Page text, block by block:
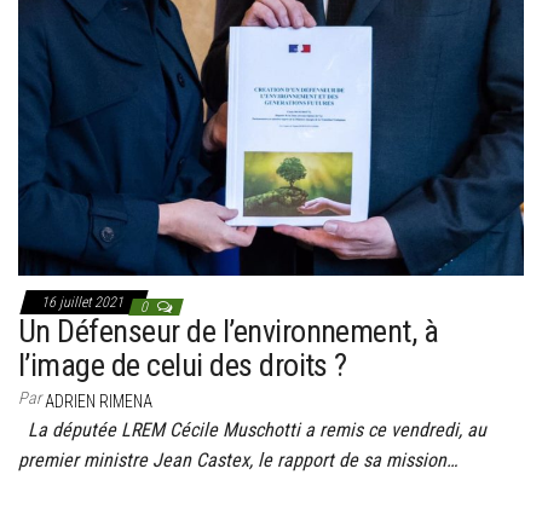
16 juillet 2021 0
Un Défenseur de l’environnement, à
l’image de celui des droits ?
ParADRIEN RIMENA
La députée LREM Cécile Muschotti a remis ce vendredi, au
premier ministre Jean Castex, le rapport de sa mission…